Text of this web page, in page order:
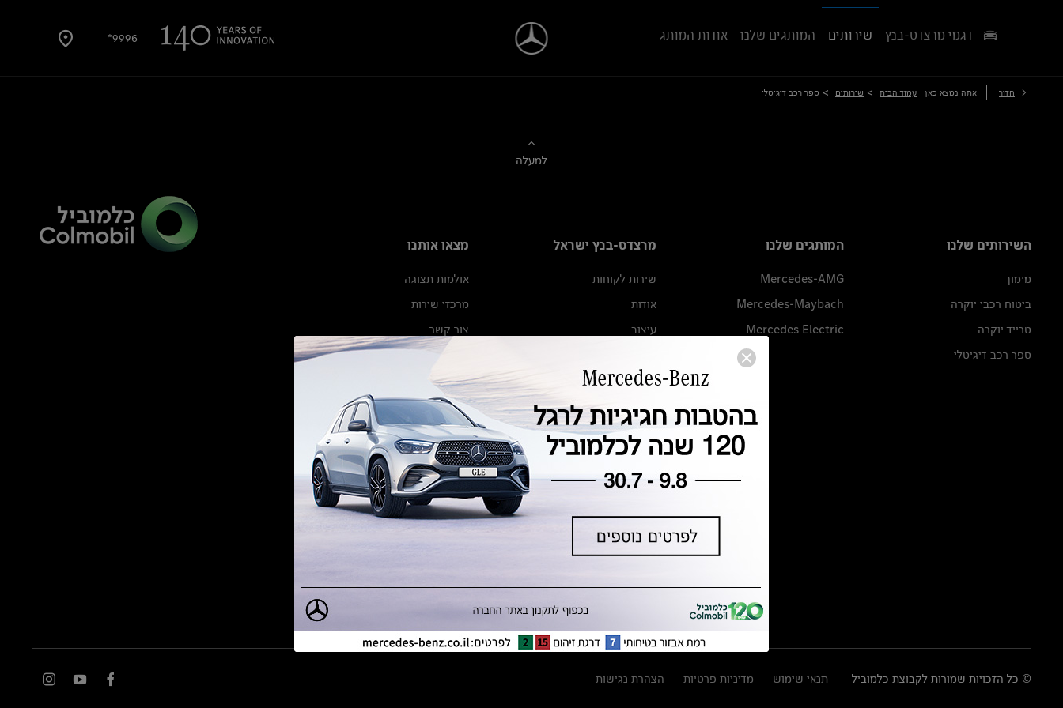
9996* דגמי מרצדס-בנץ שירותים המותגים שלנו אודות המותג
חזור אתה נמצא כאן עמוד הבית > שירותים > ספר רכב דיגיטלי
למעלה
השירותים שלנו
מימון
ביטוח רכבי יוקרה
טרייד יוקרה
ספר רכב דיגיטלי
המותגים שלנו
Mercedes-AMG
Mercedes-Maybach
Mercedes Electric
מרצדס-בנץ ישראל
שירות לקוחות
אודות
עיצוב
מגזין מרצדס-בנץ
ספרי רכב מרצדס-בנץ
נתוני זיהום אוויר וצריכת דלק וחשמל
נתוני תווית צמיגים
מחירון חלפים
הודעה על הטבות לרכבי מרצדס בהסדר
מצאו אותנו
אולמות תצוגה
מרכזי שירות
צור קשר
© כל הזכויות שמורות לקבוצת כלמוביל תנאי שימוש מדיניות פרטיות הצהרת נגישות